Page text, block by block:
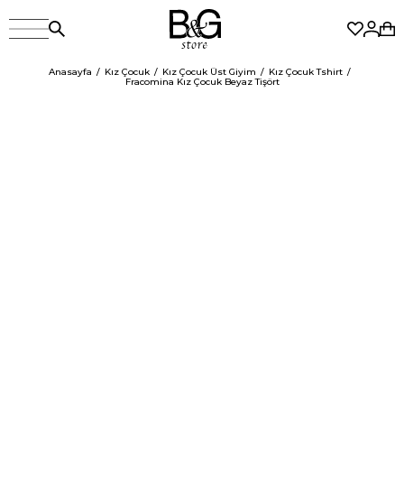
Anasayfa Kız Çocuk Kız Çocuk Üst Giyim
Kız Çocuk Tshirt
Fracomina Kız Çocuk Beyaz Tişört